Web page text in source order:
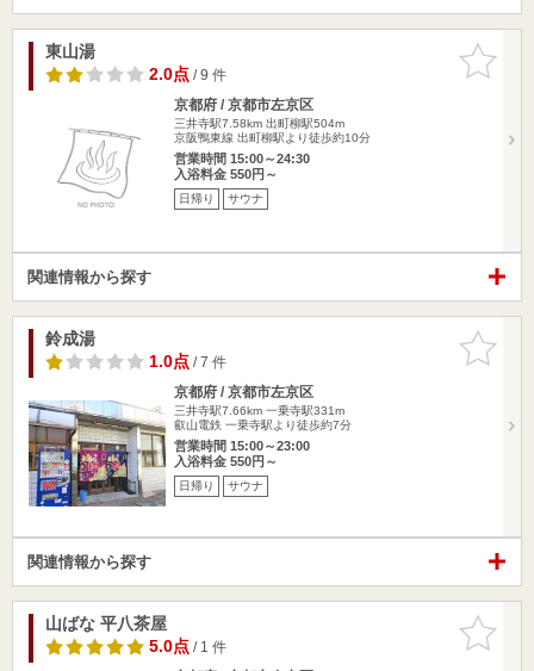
お気に入
りに追加
東山湯
2.0点/ 9 件
京都府 / 京都市左京区
三井寺駅7.58km 出町柳駅504m
京阪鴨東線 出町柳駅より徒歩約10分
営業時間 15:00～24:30
入浴料金 550円～
日帰り サウナ
関連情報から探す
お気に入
りに追加
鈴成湯
1.0点/ 7 件
京都府 / 京都市左京区
三井寺駅7.66km 一乗寺駅331m
叡山電鉄 一乗寺駅より徒歩約7分
営業時間 15:00～23:00
入浴料金 550円～
日帰り サウナ
関連情報から探す
お気に入
りに追加
山ばな 平八茶屋
5.0点/ 1 件